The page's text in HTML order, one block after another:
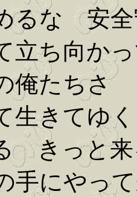
るな 安全
立ち向か
俺たちさ
生きてゆ
きっと来
手にやっ